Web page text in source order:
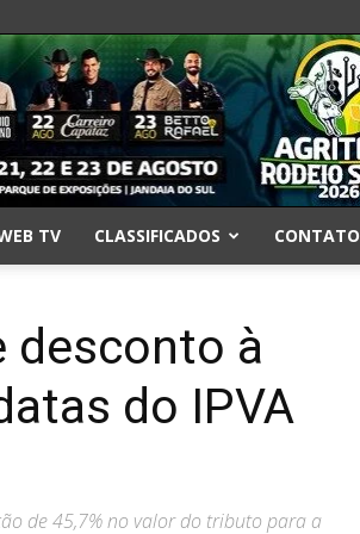
TV CLASSIFICADOS CONTATO
desconto à
do IPVA
de 45,7% no valor do tributo para a